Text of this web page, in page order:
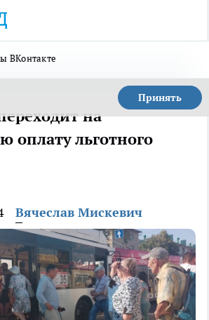
ВКонтакте
Принять
на
оплату льготного
Вячеслав Мискевич